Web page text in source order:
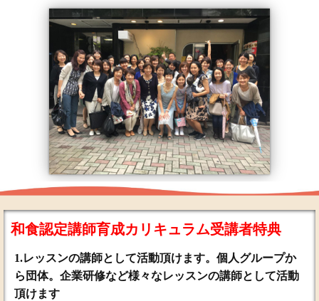
和食認定講師育成カリキュラム受講者特典
1.レッスンの講師として活動頂けます。個人グループか
ら団体。企業研修など様々なレッスンの講師として活動
頂けます